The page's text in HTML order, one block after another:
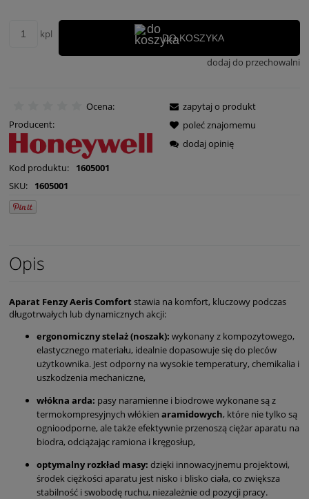
kpl DO KOSZYKA
dodaj do przechowalni
Ocena:
Producent:
Kod produktu:
1605001
SKU:
1605001
zapytaj o produkt
poleć znajomemu
dodaj opinię
Opis
Aparat Fenzy Aeris Comfort stawia na komfort, kluczowy podczas
długotrwałych lub dynamicznych akcji:
ergonomiczny stelaż (noszak): wykonany z kompozytowego,
elastycznego materiału, idealnie dopasowuje się do pleców
użytkownika. Jest odporny na wysokie temperatury, chemikalia i
uszkodzenia mechaniczne,
włókna arda: pasy naramienne i biodrowe wykonane są z
termokompresyjnych włókien aramidowych, które nie tylko są
ognioodporne, ale także efektywnie przenoszą ciężar aparatu na
biodra, odciążając ramiona i kręgosłup,
optymalny rozkład masy: dzięki innowacyjnemu projektowi,
środek ciężkości aparatu jest nisko i blisko ciała, co zwiększa
stabilność i swobodę ruchu, niezależnie od pozycji pracy.